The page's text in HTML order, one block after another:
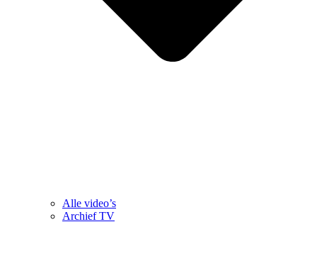
Alle video’s
Archief TV